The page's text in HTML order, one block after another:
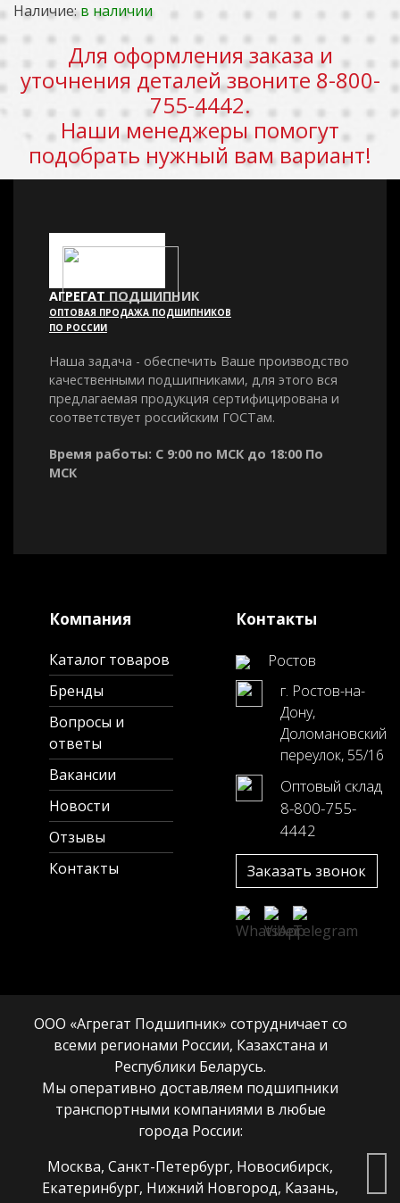
Наличие:в наличии
Для оформления заказа и
уточнения деталей звоните 8-800-
755-4442.
Наши менеджеры помогут
подобрать нужный вам вариант!
АГРЕГАТ ПОДШИПНИК
ОПТОВАЯ ПРОДАЖА ПОДШИПНИКОВ
ПО РОССИИ
Наша задача - обеспечить Ваше производство
качественными подшипниками, для этого вся
предлагаемая продукция сертифицирована и
соответствует российским ГОСТам.
Время работы: С 9:00 по МСК до 18:00 По
МСК
Компания
Каталог товаров
Бренды
Вопросы и
ответы
Вакансии
Новости
Отзывы
Контакты
Контакты
Ростов
г. Ростов-на-
Дону,
Доломановский
переулок, 55/16
Оптовый склад
8-800-755-
4442
Заказать звонок
ООО «Агрегат Подшипник» сотрудничает со
всеми регионами России, Казахстана и
Республики Беларусь.
Мы оперативно доставляем подшипники
транспортными компаниями в любые
города России:
Москва, Санкт-Петербург, Новосибирск,
Екатеринбург, Нижний Новгород, Казань,